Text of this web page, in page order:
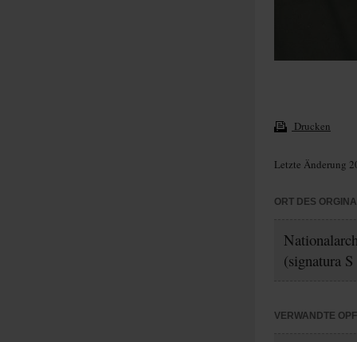
Drucken
Letzte Änderung
ORT DES
(signatura
VERWANDTE